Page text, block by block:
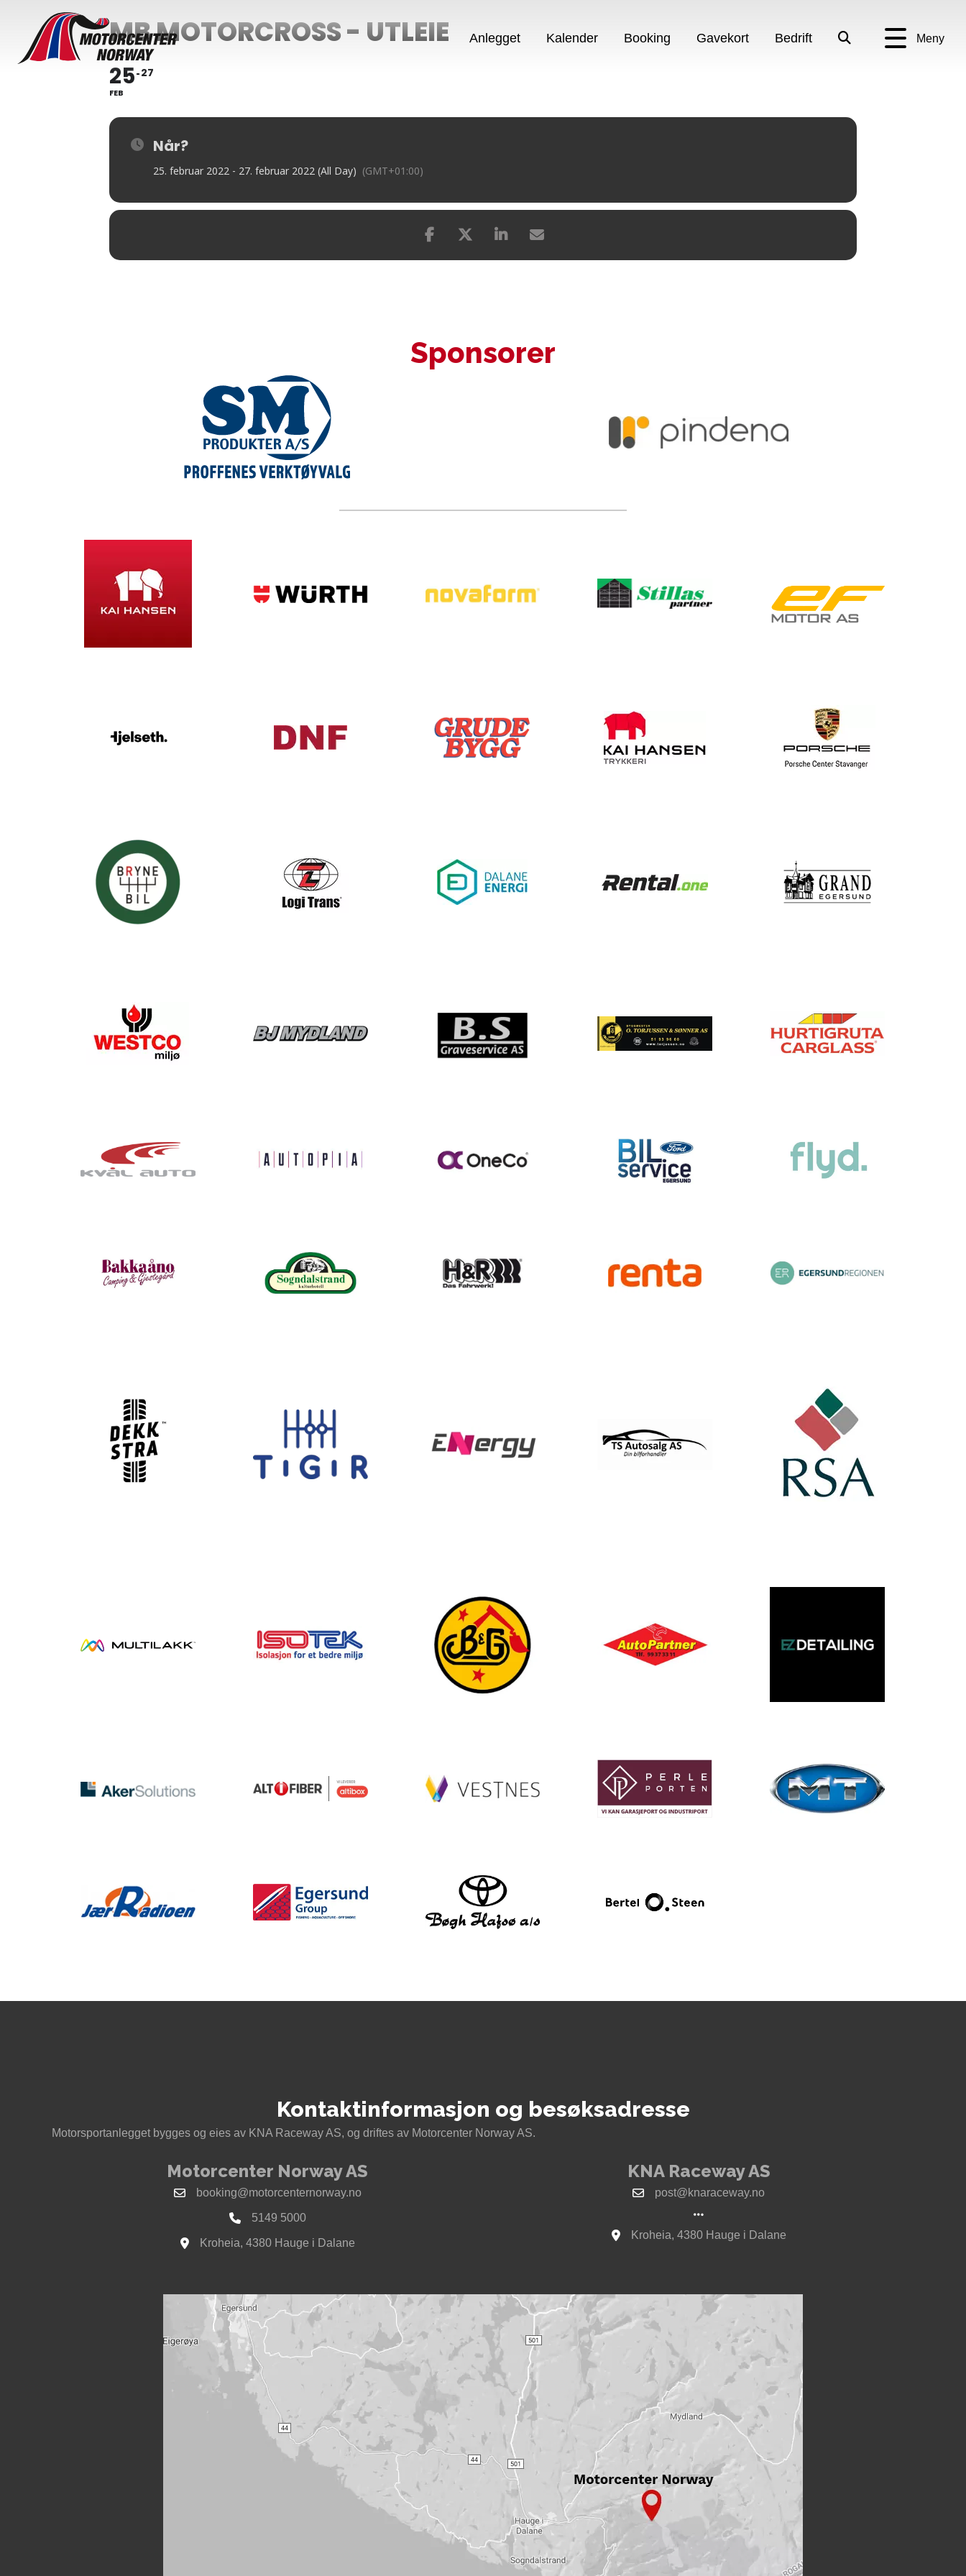
Anlegget Kalender Booking Gavekort Bedrift Meny
MB MOTORCROSS - UTLEIE
25
FEB
27
Når?
25. februar 2022 - 27. februar 2022 (All Day) (GMT+01:00)
Sponsorer
Kontaktinformasjon og besøksadresse
Motorsportanlegget bygges og eies av KNA Raceway AS, og driftes av Motorcenter Norway AS.
Motorcenter Norway AS
booking@motorcenternorway.no
5149 5000
Se kart til Motorcenter Norway i Sokndal
Kroheia, 4380 Hauge i Dalane
KNA Raceway AS
post@knaraceway.no
Se kart til Motorcenter Norway i Sokndal
Kroheia, 4380 Hauge i Dalane